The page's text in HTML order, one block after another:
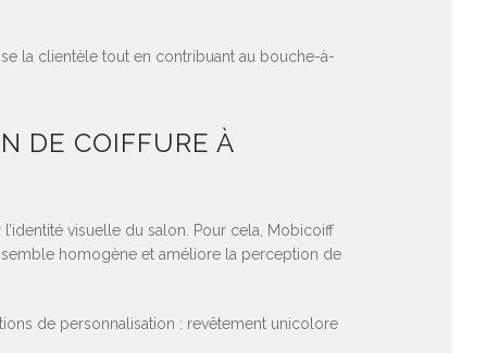
la clientèle tout en contribuant au bouche-à-
DE COIFFURE À
visuelle du salon. Pour cela, Mobicoiff
homogène et améliore la perception de
de personnalisation : revêtement unicolore